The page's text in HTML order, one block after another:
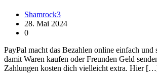
Shamrock3
28. Mai 2024
0
PayPal macht das Bezahlen online einfach und
damit Waren kaufen oder Freunden Geld
Zahlungen kosten dich vielleicht extra. Hier